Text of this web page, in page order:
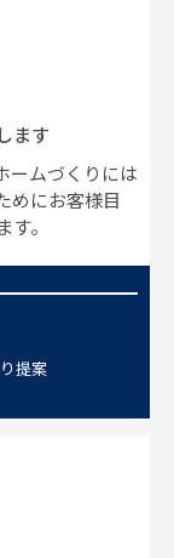
ます
ームづくりには
めにお客様目
。
提案